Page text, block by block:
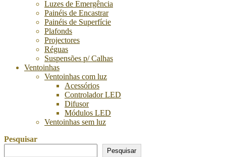
Luzes de Emergência
Painéis de Encastrar
Painéis de Superfície
Plafonds
Projectores
Réguas
Suspensões p/ Calhas
Ventoinhas
Ventoinhas com luz
Acessórios
Controlador LED
Difusor
Módulos LED
Ventoinhas sem luz
Pesquisar
Pesquisar